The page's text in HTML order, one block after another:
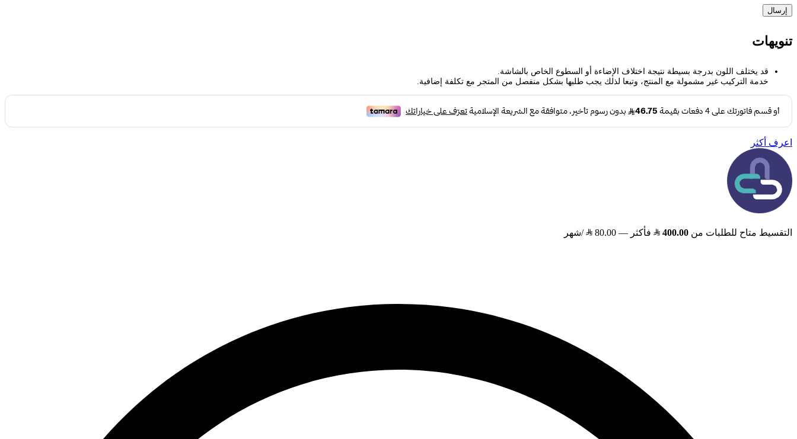
تنويهات
قد يختلف اللون بدرجة بسيطة نتيجة اختلاف الإضاءة أو السطوع الخاص بالشاشة.
خدمة التركيب غير مشمولة مع المنتج، وتبعا لذلك يجب طلبها بشكل منفصل من المتجر مع تكلفة إضافية.
اعرف أكثر
التقسيط متاح للطلبات من 400.00 فأكثر — 80.00 /شهر